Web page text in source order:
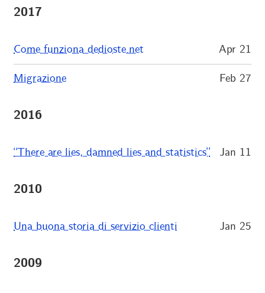
2017
Come funziona dedioste.net Apr 21
Migrazione Feb 27
2016
“There are lies, damned lies and statistics” Jan 11
2010
Una buona storia di servizio clienti Jan 25
2009